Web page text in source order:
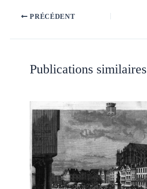
PRÉCÉDENT
Publications similaires